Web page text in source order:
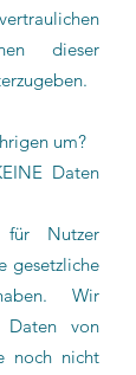
dieser
um?
Daten
Nutzer
gesetzliche
Wir
Daten von
noch nicht